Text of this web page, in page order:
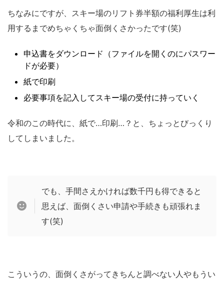
ちなみにですが、スキー場のリフト券半額の福利厚生は利
用するまでめちゃくちゃ面倒くさかったです(笑)
申込書をダウンロード（ファイルを開くのにパスワー
ドが必要）
紙で印刷
必要事項を記入してスキー場の受付に持っていく
令和のこの時代に、紙で…印刷…？と、ちょっとびっくり
してしまいました。
でも、手間さえかければ数千円も得できると
思えば、面倒くさい申請や手続きも頑張れま
す(笑)
こういうの、面倒くさがってきちんと調べない人やもうい